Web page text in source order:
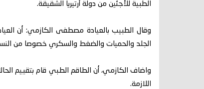
الطبية للأجئين من دولة أرتيريا الشقيقة.
وقال الطبيب بالعيادة مصطفى الكازمي: أن
الجلد والحميات والضغط والسكري خصوصا من
واضاف الكازمي، أن الطاقم الطبي قام بتقييم
اللازمة.